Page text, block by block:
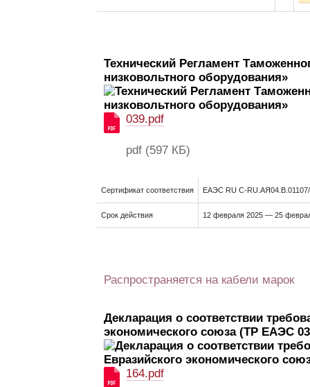
Технический Регламент
низковольтного оборудования»
039.pdf
pdf (597 КБ)
Сертификат соответствия ЕАЭС RU C-
Срок действия 12 февраля 2025 — 25
Распространяется на кабели марок
Декларация о соответствии
экономического союза (ТР ЕАЭС
164.pdf